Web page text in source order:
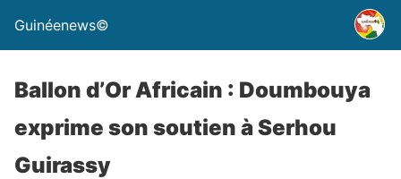
Guinéenews©
Ballon d’Or Africain : Doumbouya
exprime son soutien à Serhou
Guirassy